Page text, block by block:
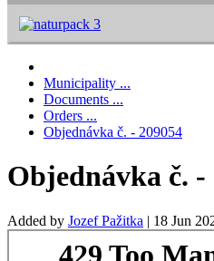
Municipality ...
Documents ...
Orders ...
Objednávka č. - 209054
Objednávka č. -
Added by Jozef Pažitka | 18 Jun